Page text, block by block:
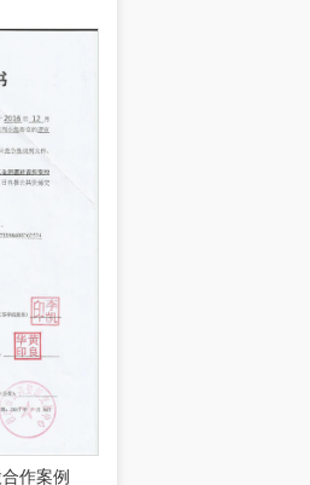
作案例